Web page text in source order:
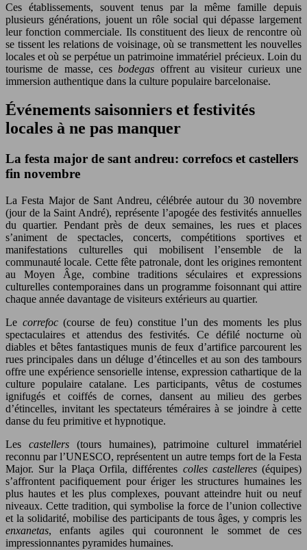
Ces établissements, souvent tenus par la même famille depuis
plusieurs générations, jouent un rôle social qui dépasse largement
leur fonction commerciale. Ils constituent des lieux de rencontre où
se tissent les relations de voisinage, où se transmettent les nouvelles
locales et où se perpétue un patrimoine immatériel précieux. Loin du
tourisme de masse, cesbodegas offrent au visiteur curieux une
immersion authentique dans la culture populaire barcelonaise.
Événements saisonniers et festivités
locales à ne pas manquer
La festa major de sant andreu: correfocs et castellers
fin novembre
La Festa Major de Sant Andreu, célébrée autour du 30 novembre
(jour de la Saint André), représente l’apogée des festivités annuelles
du quartier. Pendant près de deux semaines, les rues et places
s’animent de spectacles, concerts, compétitions sportives et
manifestations culturelles qui mobilisent l’ensemble de la
communauté locale. Cette fête patronale, dont les origines remontent
au Moyen Âge, combine traditions séculaires et expressions
culturelles contemporaines dans un programme foisonnant qui attire
chaque année davantage de visiteurs extérieurs au quartier.
Le correfoc(course de feu) constitue l’un des moments les plus
spectaculaires et attendus des festivités. Ce défilé nocturne où
diables et bêtes fantastiques munis de feux d’artifice parcourent les
rues principales dans un déluge d’étincelles et au son des tambours
offre une expérience sensorielle intense, expression cathartique de la
culture populaire catalane. Les participants, vêtus de costumes
ignifugés et coiffés de cornes, dansent au milieu des gerbes
d’étincelles, invitant les spectateurs téméraires à se joindre à cette
danse du feu primitive et hypnotique.
Les castellers(tours humaines), patrimoine culturel immatériel
reconnu par l’UNESCO, représentent un autre temps fort de la Festa
Major. Sur la Plaça Orfila, différentes colles castelleres(équipes)
s’affrontent pacifiquement pour ériger les structures humaines les
plus hautes et les plus complexes, pouvant atteindre huit ou neuf
niveaux. Cette tradition, qui symbolise la force de l’union collective
et la solidarité, mobilise des participants de tous âges, y compris les
enxanetas, enfants agiles qui couronnent le sommet de ces
impressionnantes pyramides humaines.